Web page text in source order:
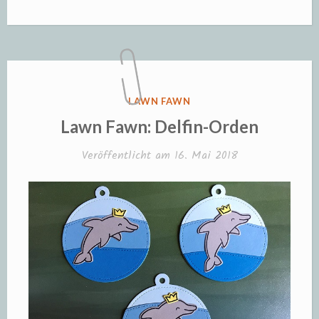
VERÖFFENTLICHT
LAWN FAWN
Lawn Fawn: Delfin-Orden
Veröffentlicht am 16. Mai 2018